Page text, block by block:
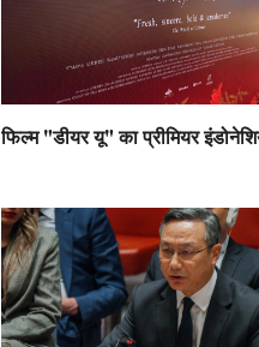
फिल्म "डीयर यू" का प्रीमियर